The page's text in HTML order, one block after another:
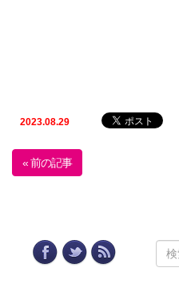
2023.08.29
« 前の記事